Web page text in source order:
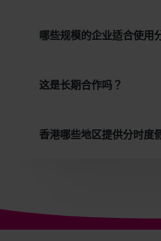
哪些规模的企业适合使用
这是长期合作吗？
香港哪些地区提供分时度